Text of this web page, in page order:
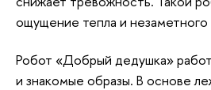
ощущение тепла и незаметного
Робот «Добрый дедушка»
и знакомые образы. В основе